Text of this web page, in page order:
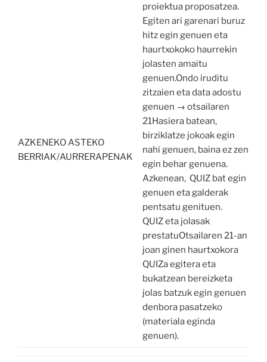
AZKENEKO ASTEKO
BERRIAK/AURRERAPENAK
proiektua proposatzea.
Egiten ari garenari buruz
hitz egin genuen eta
haurtxokoko haurrekin
jolasten amaitu
genuen.Ondo iruditu
zitzaien eta data adostu
genuen → otsailaren
21Hasiera batean,
birziklatze jokoak egin
nahi genuen, baina ez zen
egin behar genuena.
Azkenean, QUIZ bat egin
genuen eta galderak
pentsatu genituen.
QUIZ eta jolasak
prestatuOtsailaren 21-an
joan ginen haurtxokora
QUIZa egitera eta
bukatzean bereizketa
jolas batzuk egin genuen
denbora pasatzeko
(materiala eginda
genuen).